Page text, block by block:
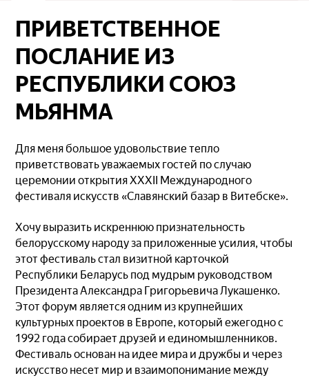
ПРИВЕТСТВЕННОЕ
ПОСЛАНИЕ ИЗ
РЕСПУБЛИКИ СОЮЗ
МЬЯНМА
Для меня большое удовольствие тепло
приветствовать уважаемых гостей по случаю
церемонии открытия XXXII Международного
фестиваля искусств «Славянский базар в Витебске».
Хочу выразить искреннюю признательность
белорусскому народу за приложенные усилия, чтобы
этот фестиваль стал визитной карточкой
Республики Беларусь под мудрым руководством
Президента Александра Григорьевича Лукашенко.
Этот форум является одним из крупнейших
культурных проектов в Европе, который ежегодно с
1992 года собирает друзей и единомышленников.
Фестиваль основан на идее мира и дружбы и через
искусство несет мир и взаимопонимание между